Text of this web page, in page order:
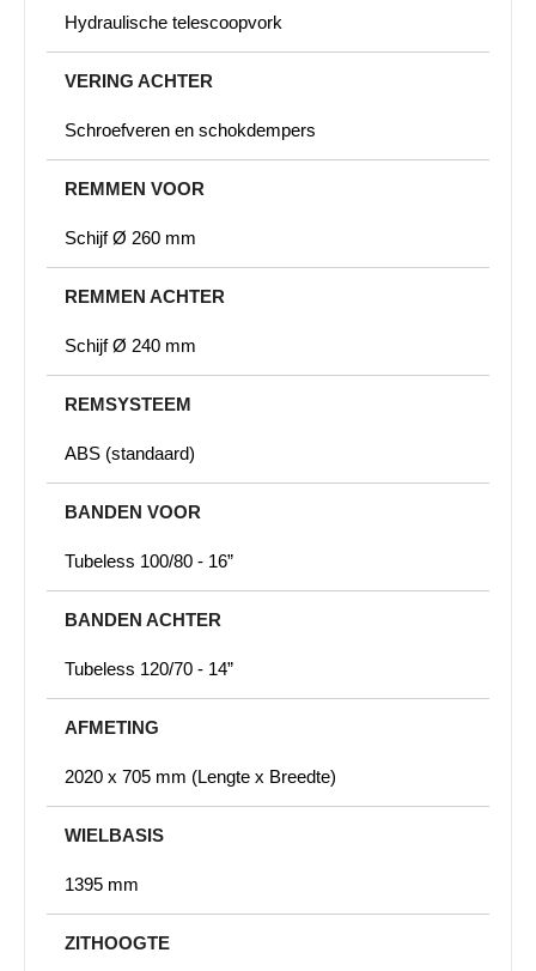
Hydraulische telescoopvork
VERING ACHTER
Schroefveren en schokdempers
REMMEN VOOR
Schijf Ø 260 mm
REMMEN ACHTER
Schijf Ø 240 mm
REMSYSTEEM
ABS (standaard)
BANDEN VOOR
Tubeless 100/80 - 16”
BANDEN ACHTER
Tubeless 120/70 - 14”
AFMETING
2020 x 705 mm (Lengte x Breedte)
WIELBASIS
1395 mm
ZITHOOGTE